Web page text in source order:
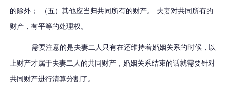
的除外； （五）其他应当归共同所有的财产。 夫妻对共同所有的
财产，有平等的处理权。
需要注意的是夫妻二人只有在还维持着婚姻关系的时候，以
上财产才属于夫妻二人的共同财产，婚姻关系结束的话就需要针对
共同财产进行清算分割了。